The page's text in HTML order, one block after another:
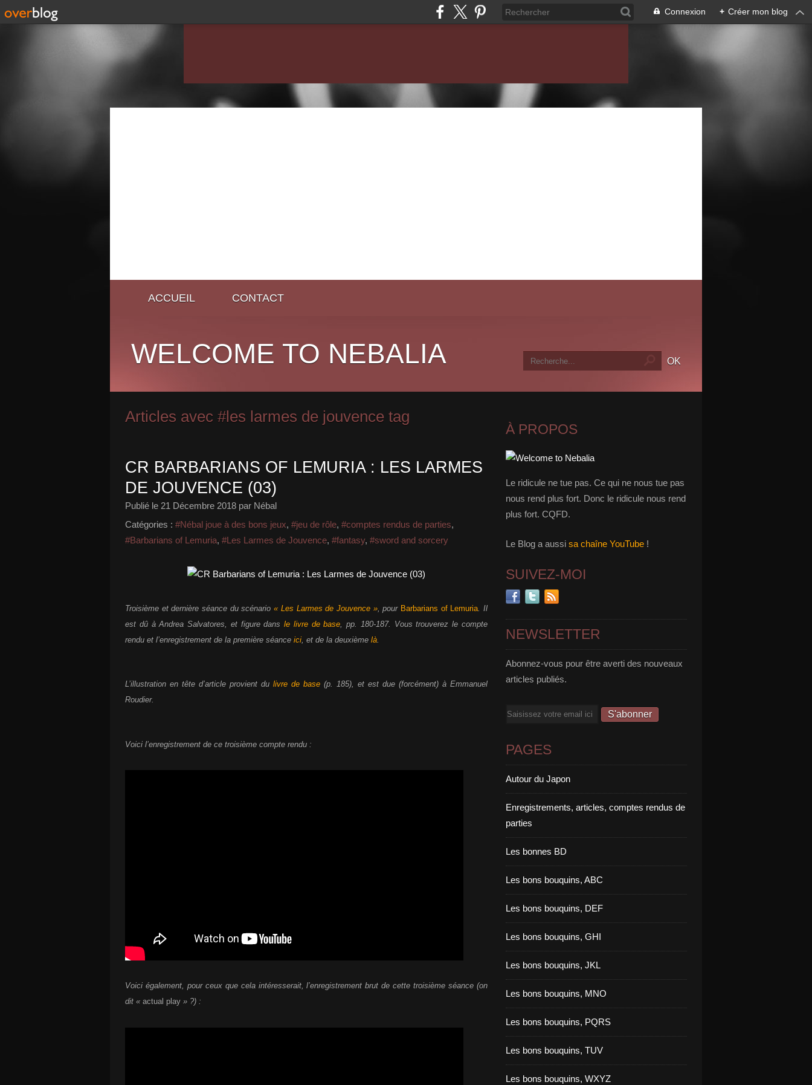
Connexion + Créer mon blog
ACCUEIL CONTACT
WELCOME TO NEBALIA
Articles avec #les larmes de jouvence tag
CR BARBARIANS OF LEMURIA : LES LARMES
DE JOUVENCE (03)
Publié le 21 Décembre 2018 par Nébal
Catégories : #Nébal joue à des bons jeux, #jeu de rôle, #comptes rendus de parties,
#Barbarians of Lemuria, #Les Larmes de Jouvence, #fantasy, #sword and sorcery
Troisième et dernière séance du scénario« Les Larmes de Jouvence », pour Barbarians of Lemuria. Il
est dû à Andrea Salvatores, et figure dansle livre de base, pp. 180-187. Vous trouverez le compte
rendu et l’enregistrement de la première séance ici, et de la deuxième là.
L’illustration en tête d’article provient du livre de base (p. 185), et est due (forcément) à Emmanuel
Roudier.
Voici l’enregistrement de ce troisième compte rendu :
Voici également, pour ceux que cela intéresserait, l’enregistrement brut de cette troisième séance (on
dit « actual play » ?) :
À PROPOS
Le ridicule ne tue pas. Ce qui ne nous tue pas
nous rend plus fort. Donc le ridicule nous rend
plus fort. CQFD.
Le Blog a aussi sa chaîne YouTube !
SUIVEZ-MOI
NEWSLETTER
Abonnez-vous pour être averti des nouveaux
articles publiés.
Email
PAGES
Autour du Japon
Enregistrements, articles, comptes rendus de
parties
Les bonnes BD
Les bons bouquins, ABC
Les bons bouquins, DEF
Les bons bouquins, GHI
Les bons bouquins, JKL
Les bons bouquins, MNO
Les bons bouquins, PQRS
Les bons bouquins, TUV
Les bons bouquins, WXYZ